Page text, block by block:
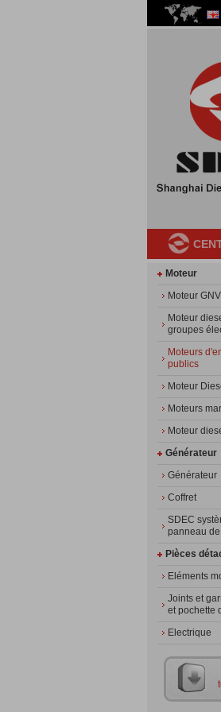
Moteur
Moteur GNV
Moteur
groupes
Moteurs
publics
Moteur
Moteurs
Moteur
Générateur
Générateur
Coffret
SDEC
panneau
Pièces
Eléments
Joints et
et pochette
Electrique